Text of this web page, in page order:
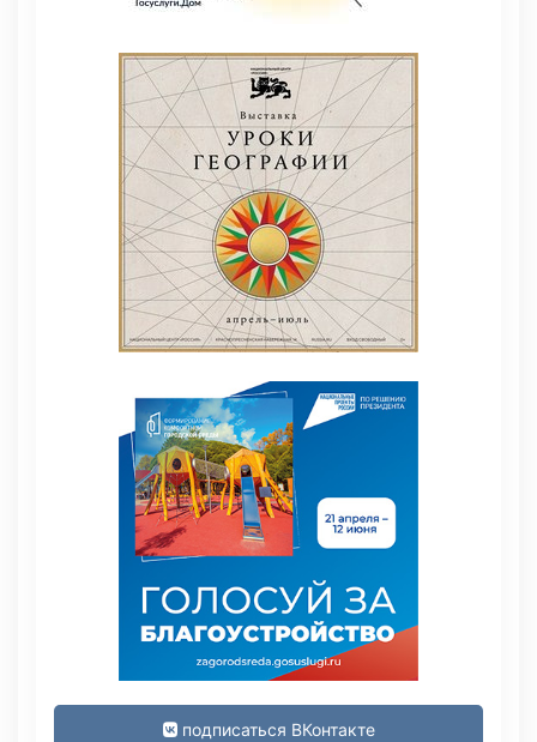
подписаться ВКонтакте